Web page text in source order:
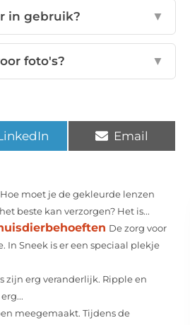
in gebruik? ▼
foto's? ▼
Email
Hoe moet je de gekleurde lenzen
beste kan verzorgen? Het is...
De zorg voor
Sneek is er een speciaal plekje
zijn erg veranderlijk. Ripple en
meegemaakt. Tijdens de